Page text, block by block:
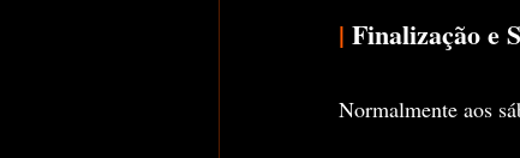
| Finalização e
Normalmente aos